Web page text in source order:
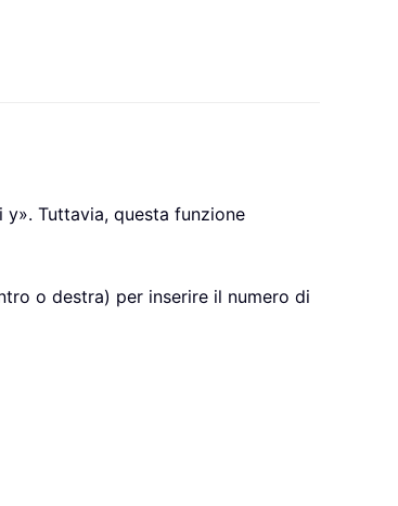
Tuttavia, questa funzione
o destra) per inserire il numero di